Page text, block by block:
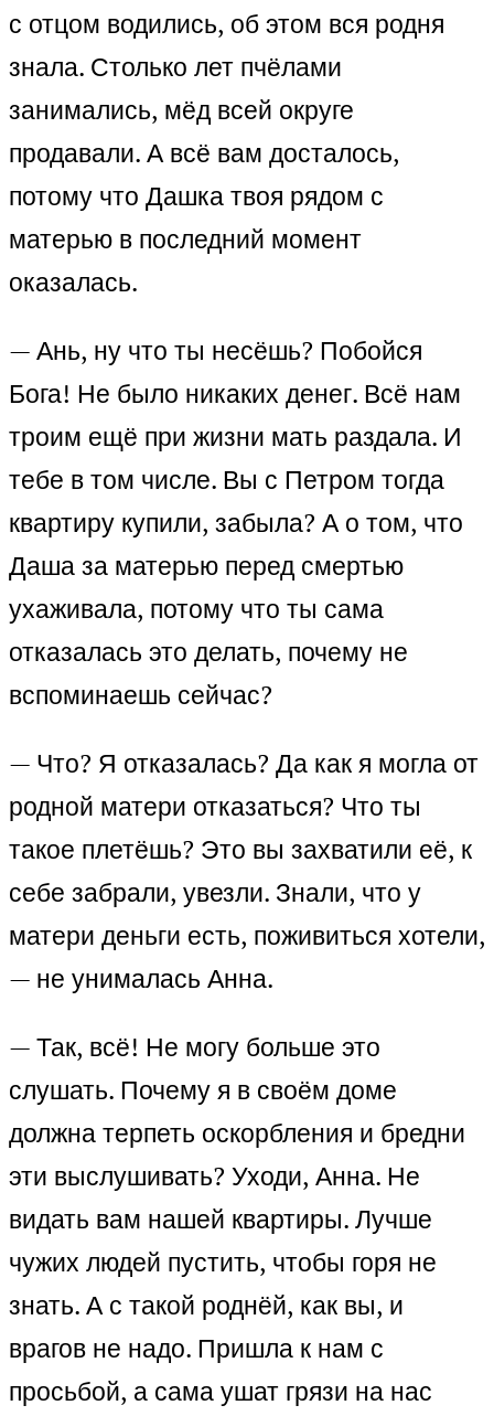
с отцом водились, об этом вся родня
знала. Столько лет пчёлами
занимались, мёд всей округе
продавали. А всё вам досталось,
потому что Дашка твоя рядом с
матерью в последний момент
оказалась.
— Ань, ну что ты несёшь? Побойся
Бога! Не было никаких денег. Всё нам
троим ещё при жизни мать раздала. И
тебе в том числе. Вы с Петром тогда
квартиру купили, забыла? А о том, что
Даша за матерью перед смертью
ухаживала, потому что ты сама
отказалась это делать, почему не
вспоминаешь сейчас?
— Что? Я отказалась? Да как я могла от
родной матери отказаться? Что ты
такое плетёшь? Это вы захватили её, к
себе забрали, увезли. Знали, что у
матери деньги есть, поживиться хотели,
— не унималась Анна.
— Так, всё! Не могу больше это
слушать. Почему я в своём доме
должна терпеть оскорбления и бредни
эти выслушивать? Уходи, Анна. Не
видать вам нашей квартиры. Лучше
чужих людей пустить, чтобы горя не
знать. А с такой роднёй, как вы, и
врагов не надо. Пришла к нам с
просьбой, а сама ушат грязи на нас